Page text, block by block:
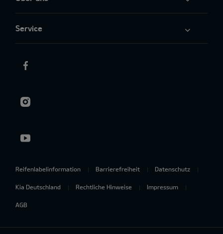
Service
Reifenlabelinformation Barrierefreiheit Datenschutz
Kia Deutschland Rechtliche Hinweise Impressum
AGB